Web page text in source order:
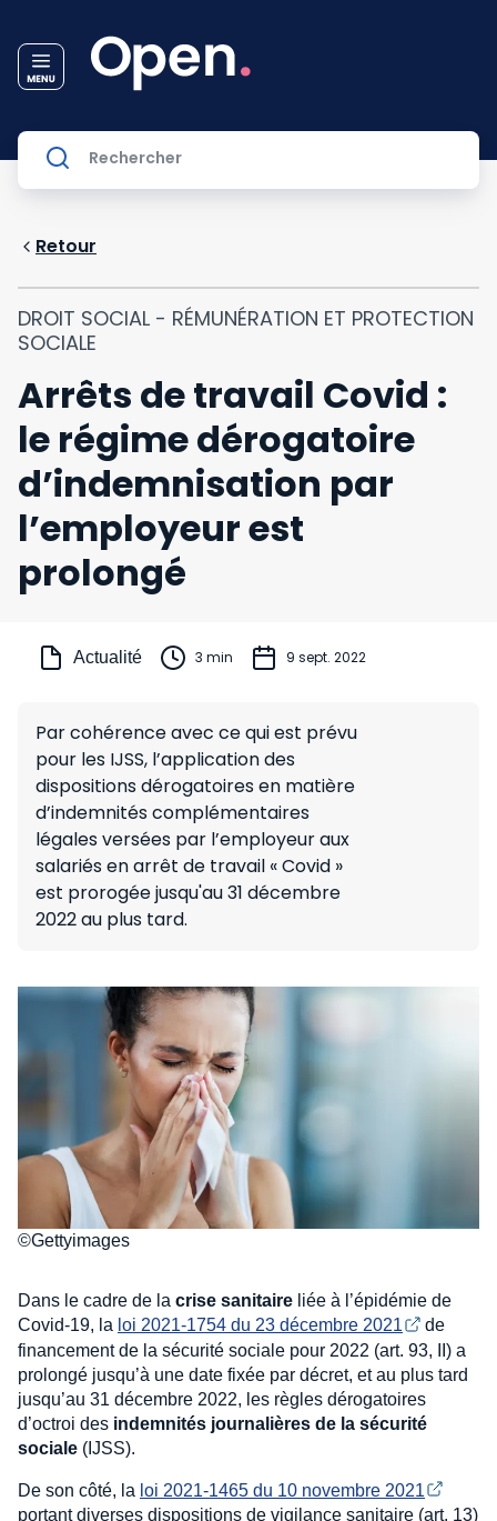
Retour
DROIT SOCIAL - RÉMUNÉRATION ET PROTECTION
SOCIALE
Arrêts de travail Covid :
le régime dérogatoire
d’indemnisation par
l’employeur est
prolongé
Actualité 3 min 9 sept. 2022
Par cohérence avec ce qui est prévu
pour les IJSS, l’application des
dispositions dérogatoires en matière
d’indemnités complémentaires
légales versées par l’employeur aux
salariés en arrêt de travail « Covid »
est prorogée jusqu'au 31 décembre
2022 au plus tard.
©Gettyimages
Dans le cadre de la crise sanitaire liée à l’épidémie de
Covid-19, la loi 2021-1754 du 23 décembre 2021
de
financement de la sécurité sociale pour 2022 (art. 93, II) a
prolongé jusqu’à une date fixée par décret, et au plus tard
jusqu’au 31 décembre 2022, les règles dérogatoires
d’octroi des indemnités journalières de la sécurité
sociale (IJSS).
De son côté, la loi 2021-1465 du 10 novembre 2021
portant diverses dispositions de vigilance sanitaire (art. 13)